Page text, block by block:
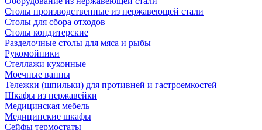
Столы производственные из нержавеющей стали
Столы для сбора отходов
Столы кондитерские
Разделочные столы для мяса и рыбы
Рукомойники
Стеллажи кухонные
Моечные ванны
Тележки (шпильки) для противней и гастроемкостей
Шкафы из нержавейки
Медицинская мебель
Медицинские шкафы
Сейфы термостаты